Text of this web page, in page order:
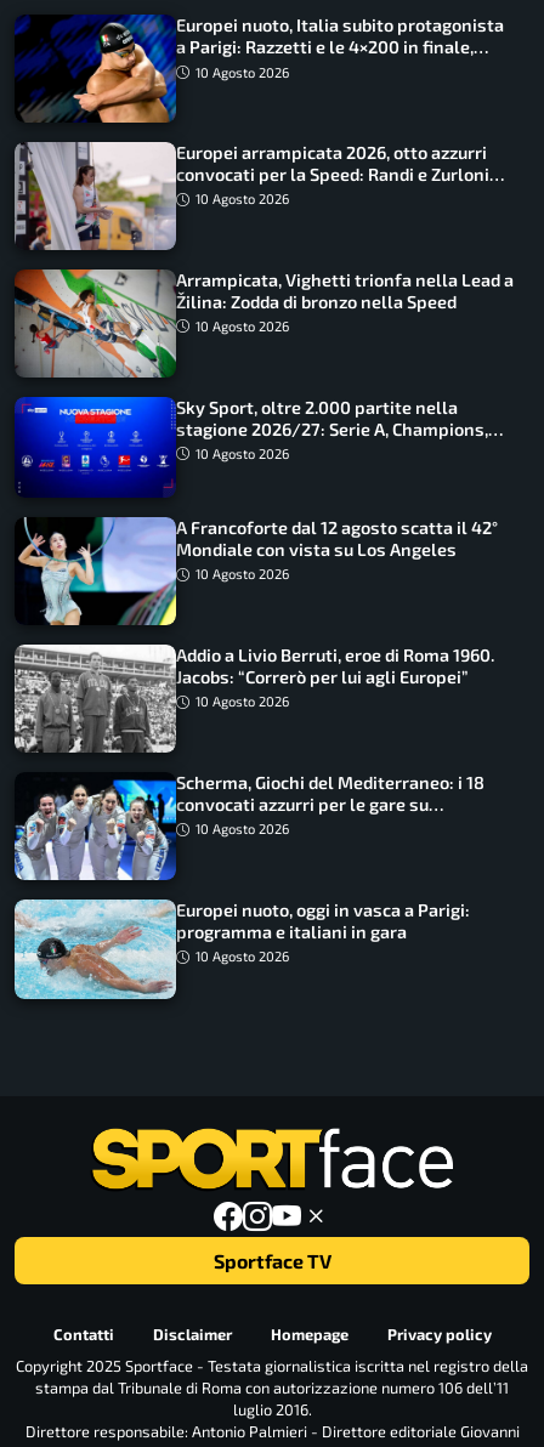
Europei nuoto, Italia subito protagonista
a Parigi: Razzetti e le 4×200 in finale,
Quadarella domina gli 800
10 Agosto 2026
Europei arrampicata 2026, otto azzurri
convocati per la Speed: Randi e Zurloni
guidano l’Italia
10 Agosto 2026
Arrampicata, Vighetti trionfa nella Lead a
Žilina: Zodda di bronzo nella Speed
10 Agosto 2026
Sky Sport, oltre 2.000 partite nella
stagione 2026/27: Serie A, Champions,
Premier e tutte le novità
10 Agosto 2026
A Francoforte dal 12 agosto scatta il 42°
Mondiale con vista su Los Angeles
10 Agosto 2026
Addio a Livio Berruti, eroe di Roma 1960.
Jacobs: “Correrò per lui agli Europei”
10 Agosto 2026
Scherma, Giochi del Mediterraneo: i 18
convocati azzurri per le gare su
SportFaceTV
10 Agosto 2026
Europei nuoto, oggi in vasca a Parigi:
programma e italiani in gara
10 Agosto 2026
Sportface TV
Contatti Disclaimer Homepage
Privacy policy
Copyright 2025 Sportface - Testata giornalistica iscritta nel registro della
stampa dal Tribunale di Roma con autorizzazione numero 106 dell’11
luglio 2016.
Direttore responsabile: Antonio Palmieri - Direttore editoriale Giovanni